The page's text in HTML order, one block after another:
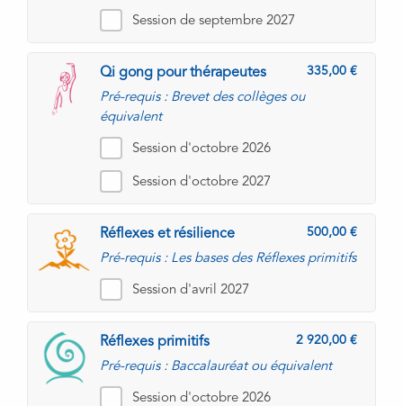
Session de septembre 2027
335,00
Qi gong pour thérapeutes
Pré-requis : Brevet des collèges ou
équivalent
Session d'octobre 2026
Session d'octobre 2027
500,00
Réflexes et résilience
Pré-requis : Les bases des Réflexes primitifs
Session d'avril 2027
2 920,00
Réflexes primitifs
Pré-requis : Baccalauréat ou équivalent
Session d'octobre 2026